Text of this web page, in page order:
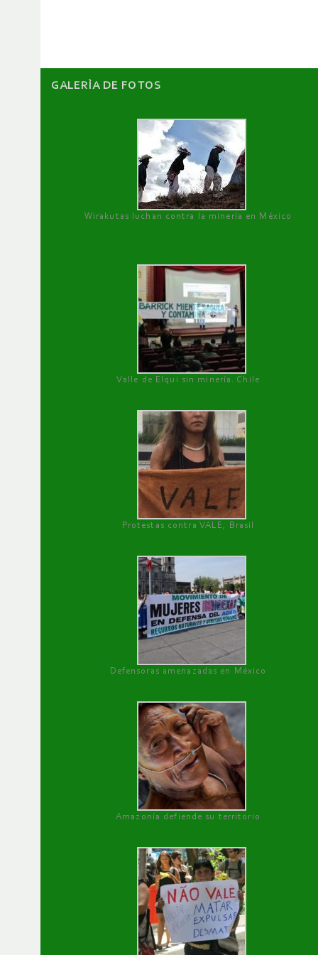
GALERÌA DE FOTOS
Wirakutas luchan contra la minería en México
Valle de Elqui sin minería. Chile
Protestas contra VALE, Brasil
Defensoras amenazadas en México
Amazonía defiende su territorio